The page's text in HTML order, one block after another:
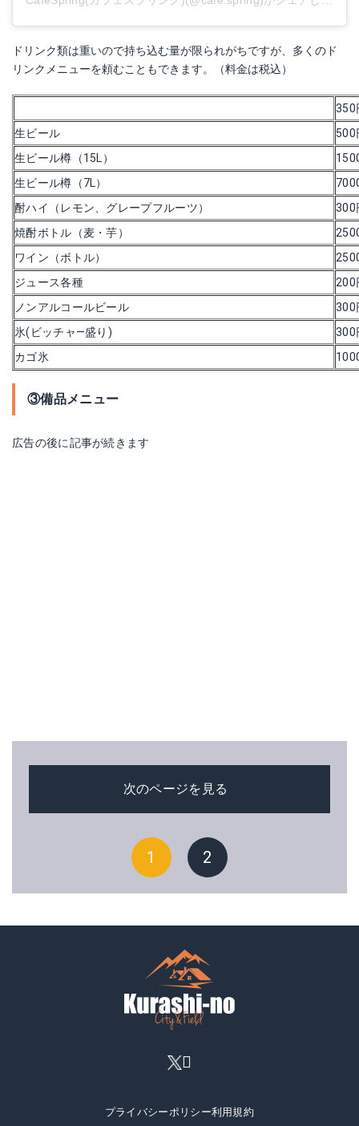
ドリンク類は重いので持ち込む量が限られがちですが、多くのド
リンクメニューを頼むこともできます。（料金は税込）
350
生ビール
500
生ビール樽（15L）
生ビール樽（7L）
酎ハイ（レモン、グレープフルーツ）
300
焼酎ボトル（麦・芋）
ワイン（ボトル）
ジュース各種
200
ノンアルコールビール
300
氷(ビッチャ―盛り)
300
カゴ氷
③備品メニュー
広告の後に記事が続きます
次のページを見る
1 2
プライバシーポリシー利用規約